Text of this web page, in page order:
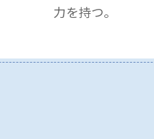
力を持つ。